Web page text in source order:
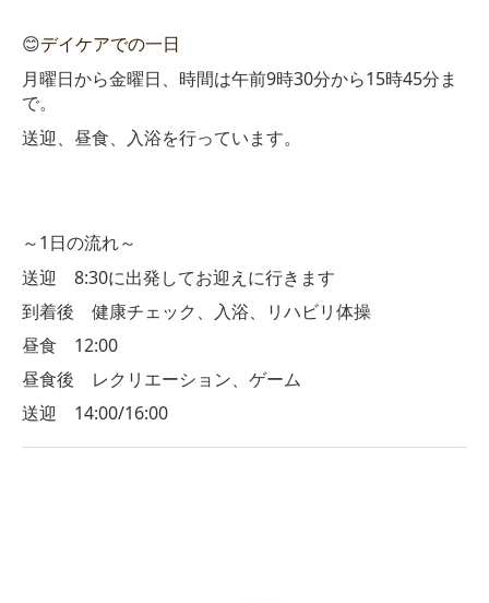
😊デイケアでの一日
月曜日から金曜日、時間は午前9時30分から15時45分ま
で。
送迎、昼食、入浴を行っています。
～1 日の流れ～
送迎 8:30に出発してお迎えに行きます
到着後 健康チェック、入浴、リハビリ体操
昼食 12:00
昼食後 レクリエーション、ゲーム
送迎 14:00/16:00